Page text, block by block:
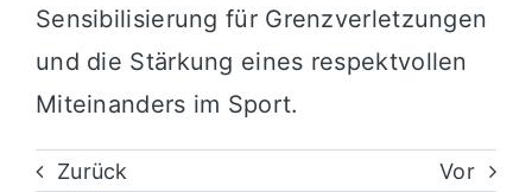
Sensibilisierung für Grenzverletzungen
und die Stärkung eines respektvollen
Miteinanders im Sport.
Zurück Vor